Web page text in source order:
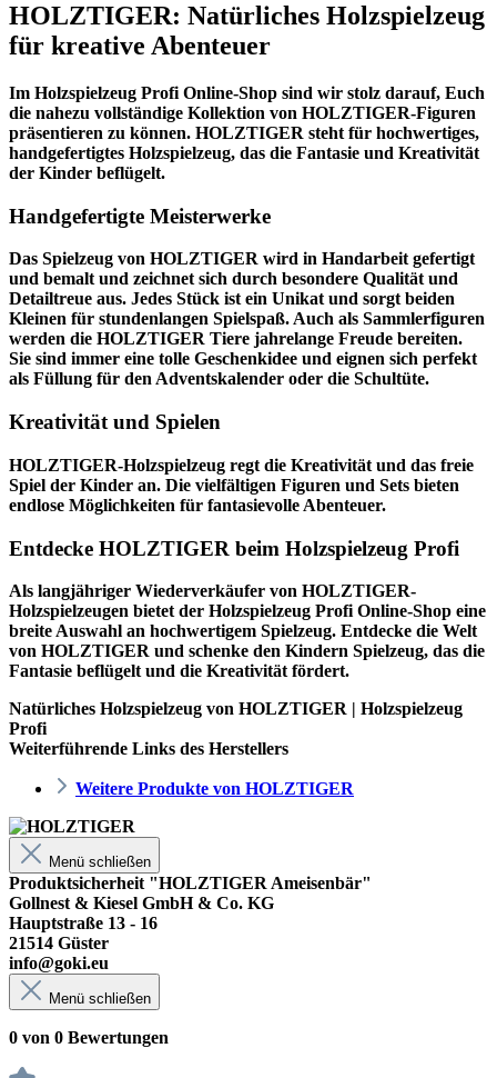
HOLZTIGER: Natürliches Holzspielzeug
für kreative Abenteuer
Im Holzspielzeug Profi Online-Shop sind wir stolz darauf, Euch
die nahezu vollständige Kollektion von HOLZTIGER-Figuren
präsentieren zu können. HOLZTIGER steht für hochwertiges,
handgefertigtes Holzspielzeug, das die Fantasie und Kreativität
der Kinder beflügelt.
Handgefertigte Meisterwerke
Das Spielzeug von HOLZTIGER wird in Handarbeit gefertigt
und bemalt und zeichnet sich durch besondere Qualität und
Detailtreue aus. Jedes Stück ist ein Unikat und sorgt beiden
Kleinen für stundenlangen Spielspaß. Auch als Sammlerfiguren
werden die HOLZTIGER Tiere jahrelange Freude bereiten.
Sie sind immer eine tolle Geschenkidee und eignen sich perfekt
als Füllung für den Adventskalender oder die Schultüte.
Kreativität und Spielen
HOLZTIGER-Holzspielzeug regt die Kreativität und das freie
Spiel der Kinder an. Die vielfältigen Figuren und Sets bieten
endlose Möglichkeiten für fantasievolle Abenteuer.
Entdecke HOLZTIGER beim Holzspielzeug Profi
Als langjähriger Wiederverkäufer von HOLZTIGER-
Holzspielzeugen bietet der Holzspielzeug Profi Online-Shop eine
breite Auswahl an hochwertigem Spielzeug. Entdecke die Welt
von HOLZTIGER und schenke den Kindern Spielzeug, das die
Fantasie beflügelt und die Kreativität fördert.
Natürliches Holzspielzeug von HOLZTIGER | Holzspielzeug
Profi
Weiterführende Links des Herstellers
Weitere Produkte von HOLZTIGER
Menü schließen
Produktsicherheit "HOLZTIGER Ameisenbär"
Gollnest & Kiesel GmbH & Co. KG
Hauptstraße 13 - 16
21514 Güster
info@goki.eu
Menü schließen
0 von 0 Bewertungen